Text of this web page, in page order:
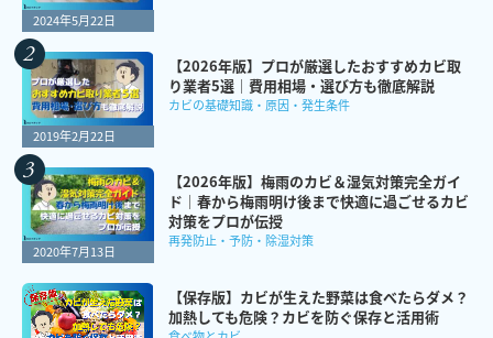
2024年5月22日
2019年2月22日
【2026年版】プロが厳選したおすすめカビ取
り業者5選｜費用相場・選び方も徹底解説
カビの基礎知識・原因・発生条件
2020年7月13日
【2026年版】梅雨のカビ＆湿気対策完全ガイ
ド｜春から梅雨明け後まで快適に過ごせるカビ
対策をプロが伝授
再発防止・予防・除湿対策
【保存版】カビが生えた野菜は食べたらダメ？
加熱しても危険？カビを防ぐ保存と活用術